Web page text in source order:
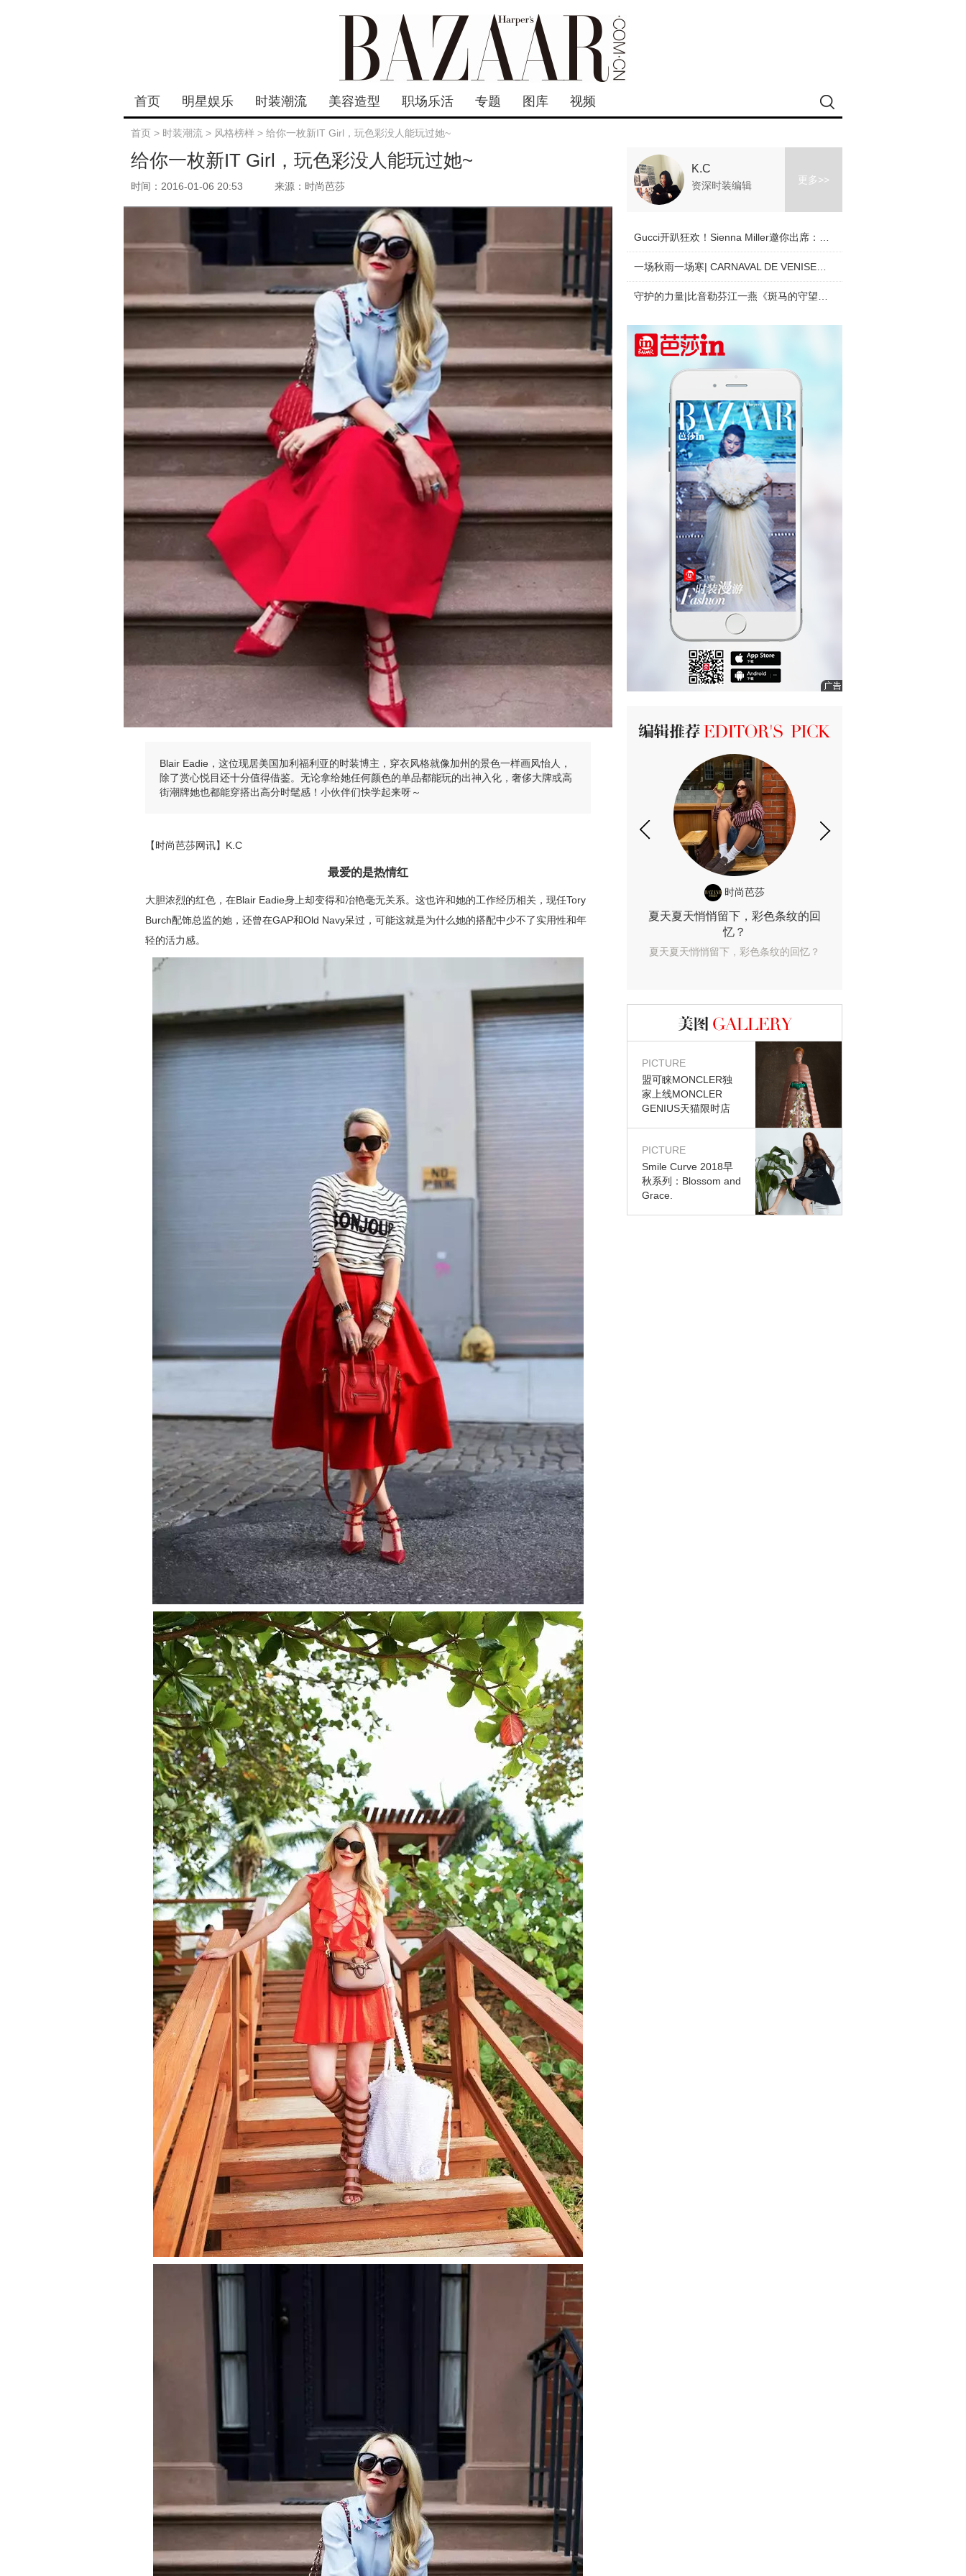
首页 明星娱乐 时装潮流 美容造型 职场乐活 专题 图库 视频
首页 > 时装潮流 > 风格榜样 > 给你一枚新IT Girl，玩色彩没人能玩过她~
给你一枚新IT Girl，玩色彩没人能玩过她~
时间：2016-01-06 20:53 来源：时尚芭莎
Blair Eadie，这位现居美国加利福利亚的时装博主，穿衣风格就像加州的景色一样画风怡人，
除了赏心悦目还十分值得借鉴。无论拿给她任何颜色的单品都能玩的出神入化，奢侈大牌或高
街潮牌她也都能穿搭出高分时髦感！小伙伴们快学起来呀～
【时尚芭莎网讯】K.C
最爱的是热情红
大胆浓烈的红色，在Blair Eadie身上却变得和冶艳毫无关系。这也许和她的工作经历相关，现任Tory
Burch配饰总监的她，还曾在GAP和Old Navy呆过，可能这就是为什么她的搭配中少不了实用性和年
轻的活力感。
K.C
资深时装编辑 更多>>
时尚芭莎
夏天夏天悄悄留下，彩色条纹的回
忆？
夏天夏天悄悄留下，彩色条纹的回忆？
图库
PICTURE
盟可睐MONCLER独
家上线MONCLER
GENIUS天猫限时店
PICTURE
Smile Curve 2018早
秋系列：Blossom and
Grace.